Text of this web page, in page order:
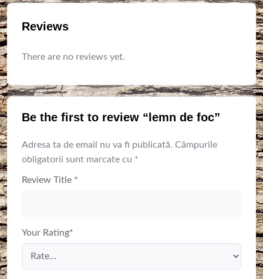
Reviews
There are no reviews yet.
Be the first to review “lemn de foc”
Adresa ta de email nu va fi publicată. Câmpurile
obligatorii sunt marcate cu *
Review Title *
Your Rating*